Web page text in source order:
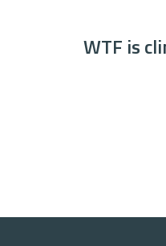
WTF is